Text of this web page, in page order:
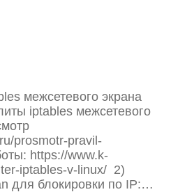
межсетевого экрана
iptables межсетевого
prosmotr-pravil-
https://www.k-
iptables-v-linux/ 2)
для блокировки по IP:…